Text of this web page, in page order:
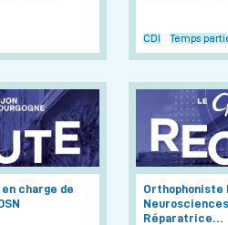
CDI Temps
charge de
Orthophoniste
Réparatrice…